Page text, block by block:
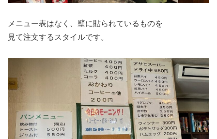
メニュー表はなく、壁に貼られているものを
見て注文するスタイルです。